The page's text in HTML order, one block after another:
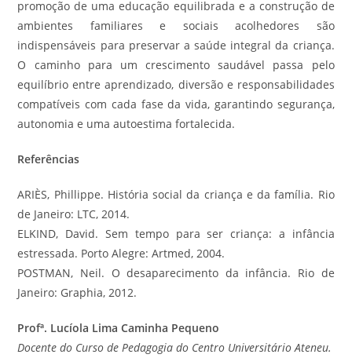
promoção de uma educação equilibrada e a construção de
ambientes familiares e sociais acolhedores são
indispensáveis para preservar a saúde integral da criança.
O caminho para um crescimento saudável passa pelo
equilíbrio entre aprendizado, diversão e responsabilidades
compatíveis com cada fase da vida, garantindo segurança,
autonomia e uma autoestima fortalecida.
Referências
ARIÈS, Phillippe. História social da criança e da família. Rio
de Janeiro: LTC, 2014.
ELKIND, David. Sem tempo para ser criança: a infância
estressada. Porto Alegre: Artmed, 2004.
POSTMAN, Neil. O desaparecimento da infância. Rio de
Janeiro: Graphia, 2012.
Profª. Lucíola Lima Caminha Pequeno
Docente do Curso de Pedagogia do Centro Universitário Ateneu.